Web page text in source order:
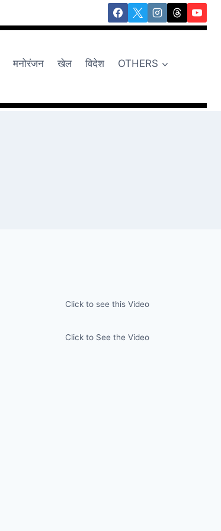
मनोरंजन खेल विदेश OTHERS
Click to see this Video
Click to See the Video